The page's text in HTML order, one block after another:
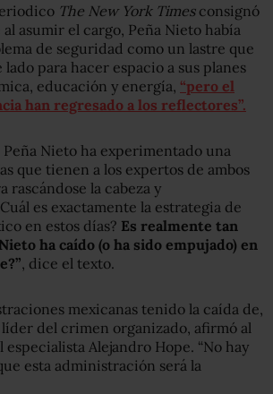
The New York Timesconsignó
asumir el cargo, Peña Nieto había
de seguridad como un lastre que
lado para hacer espacio a sus planes
educación y energía, “pero el
han regresado a los reflectores”.
Peña Nieto ha experimentado una
que tienen a los expertos de ambos
rascándose la cabeza y
es exactamente la estrategia de
en estos días? Es realmente tan
ha caído (o ha sido empujado) en
, dice el texto.
mexicanas tenido la caída de,
del crimen organizado, afirmó al
especialista Alejandro Hope. “No hay
esta administración será la